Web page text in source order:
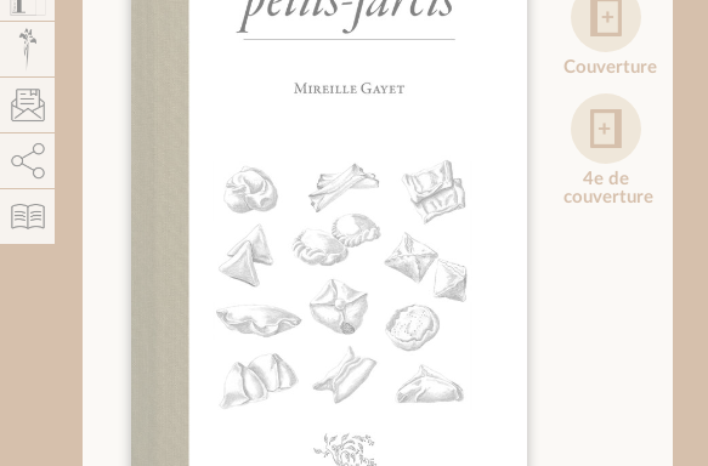
Couverture
4e de
couverture